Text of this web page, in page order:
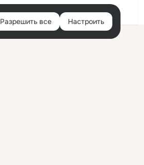
Войти
Разрешить все Настроить